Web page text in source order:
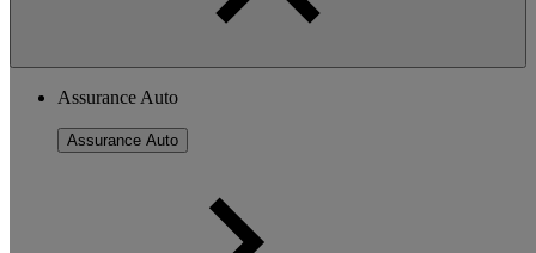
Assurance Auto
Assurance Auto